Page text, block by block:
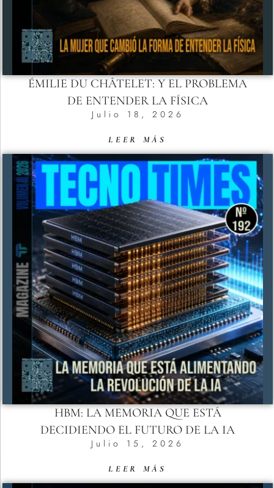
ÉMILIE DU CHÂTELET: Y EL PROBLEMA
DE ENTENDER LA FÍSICA
Julio 18, 2026
LEER MÁS
HBM: LA MEMORIA QUE ESTÁ
DECIDIENDO EL FUTURO DE LA IA
Julio 15, 2026
LEER MÁS